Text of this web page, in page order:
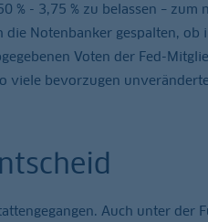
% - 3,75 % zu belassen – zum
Notenbanker gespalten, ob
Voten der Fed-
viele bevorzugen
Auch unter der